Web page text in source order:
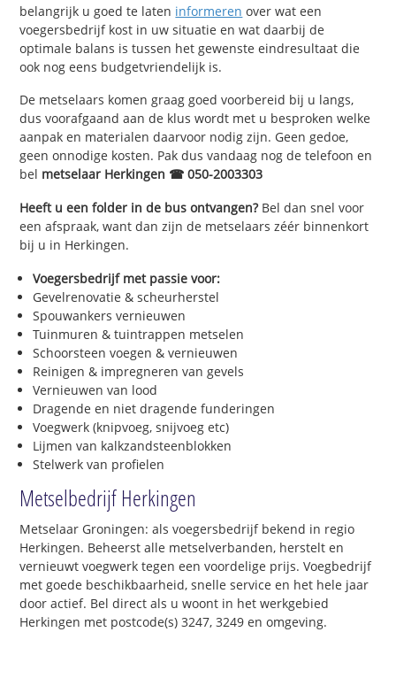
belangrijk u goed te laten informeren over wat een
voegersbedrijf kost in uw situatie en wat daarbij de
optimale balans is tussen het gewenste eindresultaat die
ook nog eens budgetvriendelijk is.
De metselaars komen graag goed voorbereid bij u langs,
dus voorafgaand aan de klus wordt met u besproken welke
aanpak en materialen daarvoor nodig zijn. Geen gedoe,
geen onnodige kosten. Pak dus vandaag nog de telefoon en
bel metselaar Herkingen ☎ 050-2003303
Heeft u een folder in de bus ontvangen?Bel dan snel voor
een afspraak, want dan zijn de metselaars zéér binnenkort
bij u in Herkingen.
Voegersbedrijf met passie voor:
Gevelrenovatie & scheurherstel
Spouwankers vernieuwen
Tuinmuren & tuintrappen metselen
Schoorsteen voegen & vernieuwen
Reinigen & impregneren van gevels
Vernieuwen van lood
Dragende en niet dragende funderingen
Voegwerk (knipvoeg, snijvoeg etc)
Lijmen van kalkzandsteenblokken
Stelwerk van profielen
Metselbedrijf Herkingen
Metselaar Groningen: als voegersbedrijf bekend in regio
Herkingen. Beheerst alle metselverbanden, herstelt en
vernieuwt voegwerk tegen een voordelige prijs. Voegbedrijf
met goede beschikbaarheid, snelle service en het hele jaar
door actief. Bel direct als u woont in het werkgebied
Herkingen met postcode(s) 3247, 3249 en omgeving.